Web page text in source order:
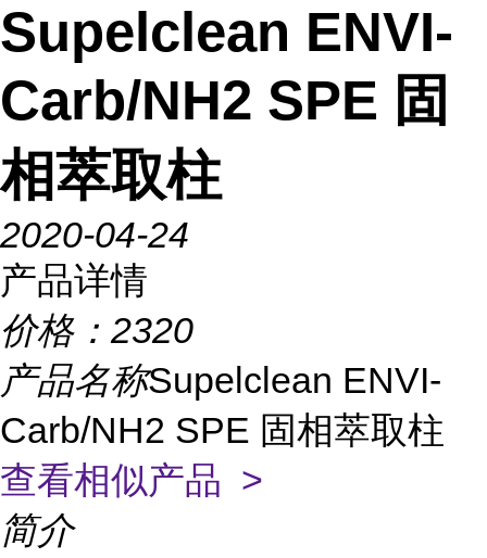
Supelclean ENVI-
Carb/NH2 SPE 固
相萃取柱
2020-04-24
产品详情
价格： 2320
产品名称Supelclean ENVI-
Carb/NH2 SPE 固相萃取柱
查看相似产品 >
简介